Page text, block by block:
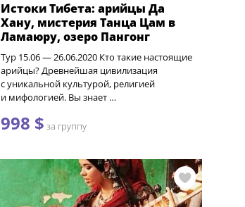
Истоки Тибета: арийцы Да
Хану, мистерия Танца Цам в
Ламаюру, озеро Пангонг
Тур 15.06 — 26.06.2020 Кто такие настоящие
арийцы? Древнейшая цивилизация
с уникальной культурой, религией
и мифологией. Вы знает …
998 $ за группу